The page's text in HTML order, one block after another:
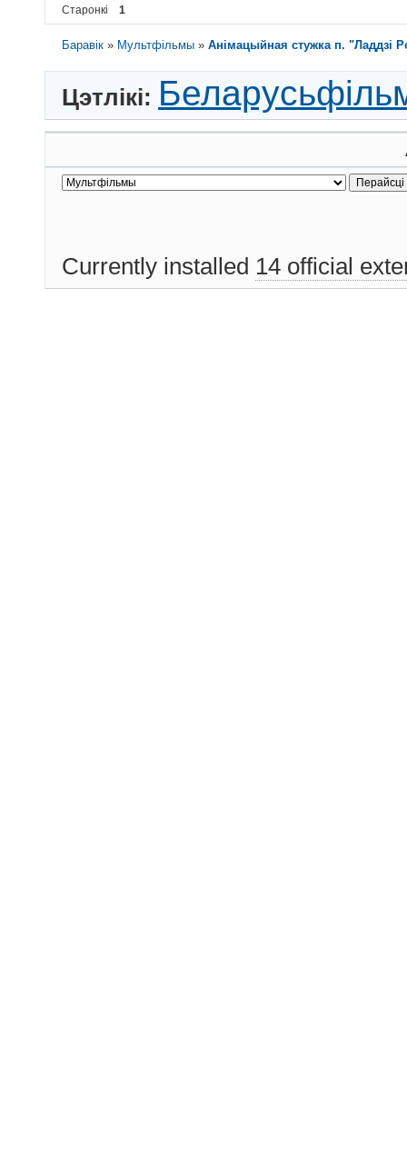
Старонкі 1
Баравік » Мультфільмы »Анiмацыйная стужка п. "Ладдзі
Цэтлікі:
Currently installed 14 official